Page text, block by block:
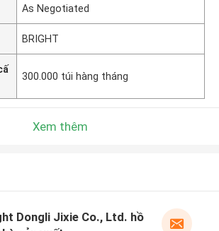
As Negotiated
BRIGHT
300.000 túi hàng tháng
Xem thêm
Dongli Jixie Co., Ltd. hồ